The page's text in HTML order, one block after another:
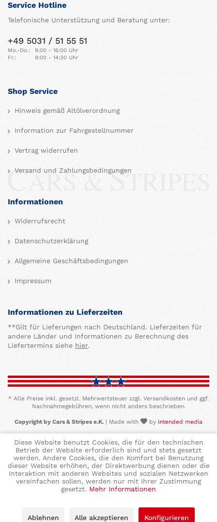
Service Hotline
Telefonische Unterstützung und Beratung unter:
+49 5031 / 51 55 51
Mo.-Do.:
9:00 - 16:00 Uhr
Fr.:
9:00 - 14:30 Uhr
Shop Service
Hinweis gemäß Altölverordnung
Information zur Fahrgestellnummer
Vertrag widerrufen
Versand und Zahlungsbedingungen
Informationen
Widerrufsrecht
Datenschutzerklärung
Allgemeine Geschäftsbedingungen
Impressum
Informationen zu Lieferzeiten
**Gilt für Lieferungen nach Deutschland. Lieferzeiten für
andere Länder und Informationen zu Berechnung des
Liefertermins siehe hier.
* Alle Preise inkl. gesetzl. Mehrwertsteuer zzgl. Versandkosten und ggf.
Nachnahmegebühren, wenn nicht anders beschrieben.
Copyright by Cars & Stripes e.K. | Made with by intended media
Diese Website benutzt Cookies, die für den technischen
Betrieb der Website erforderlich sind und stets gesetzt
werden. Andere Cookies, die den Komfort bei Benutzung
dieser Website erhöhen, der Direktwerbung dienen oder die
Interaktion mit anderen Websites und sozialen Netzwerken
vereinfachen sollen, werden nur mit Ihrer Zustimmung
gesetzt. Mehr Informationen
Ablehnen Alle akzeptieren Konfigurieren